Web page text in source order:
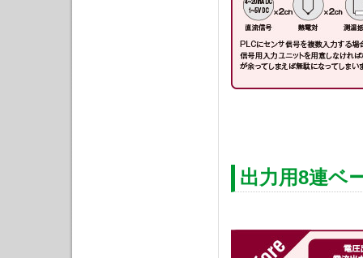
出力用8連ベ